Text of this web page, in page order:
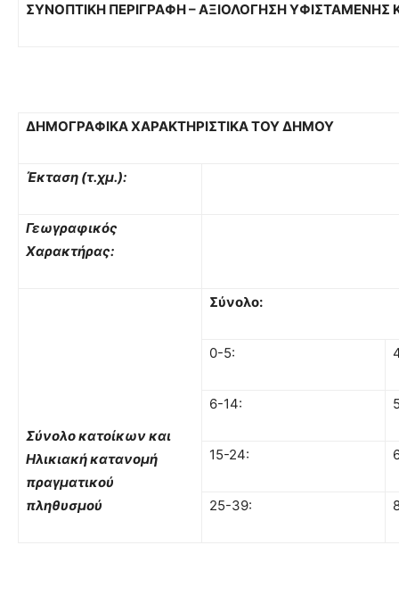
ΣΥΝΟΠΤΙΚΗ ΠΕΡΙΓΡΑΦΗ – ΑΞΙΟΛΟΓΗΣΗ ΥΦΙΣΤΑΜΕΝΗΣ
ΔΗΜΟΓΡΑΦΙΚΑ ΧΑΡΑΚΤΗΡΙΣΤΙΚΑ ΤΟΥ ΔΗΜΟΥ
Έκταση (τ.χμ.):
Γεωγραφικός
Χαρακτήρας:
Σύνολο κατοίκων και
Ηλικιακή κατανομή
πραγματικού
πληθυσμού
Σύνολο:
0-5:
6-14:
15-24:
25-39: